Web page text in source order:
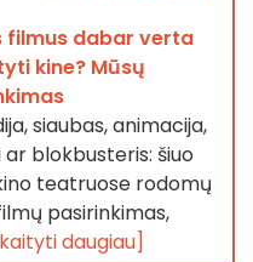
filmus dabar verta
kine? Mūsų
siaubas, animacija,
blokbusteris: šiuo
teatruose rodomų
pasirinkimas,
daugiau]